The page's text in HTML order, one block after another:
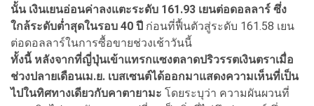
นั้น เงินเยนอ่อนค่าลงแตะระดับ 161.93 เยนต่อดอลลาร์ ซึ่ง
ใกล้ระดับต่ำสุดในรอบ 40 ปี ก่อนที่ฟื้นตัวสู่ระดับ 161.58 เยน
ต่อดอลลาร์ในการซื้อขายช่วงเช้าวันนี้
ทั้งนี้ หลังจากที่ญี่ปุ่นเข้าแทรกแซงตลาดปริวรรตเงินตราเมื่อ
ช่วงปลายเดือนเม.ย. เบสเซนต์ได้ออกมาแสดงความเห็นที่เป็น
ไปในทิศทางเดียวกับคาตายามะ โดยระบุว่า ความผันผวนที่